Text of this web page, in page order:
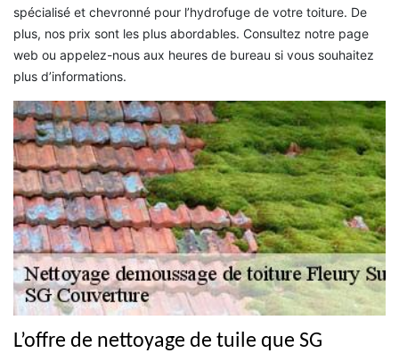
spécialisé et chevronné pour l’hydrofuge de votre toiture. De
plus, nos prix sont les plus abordables. Consultez notre page
web ou appelez-nous aux heures de bureau si vous souhaitez
plus d’informations.
L’offre de nettoyage de tuile que SG